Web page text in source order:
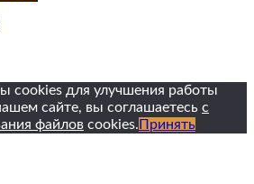
cookies для улучшения работы
сайте, вы соглашаетесь с
файлов cookies. Принять